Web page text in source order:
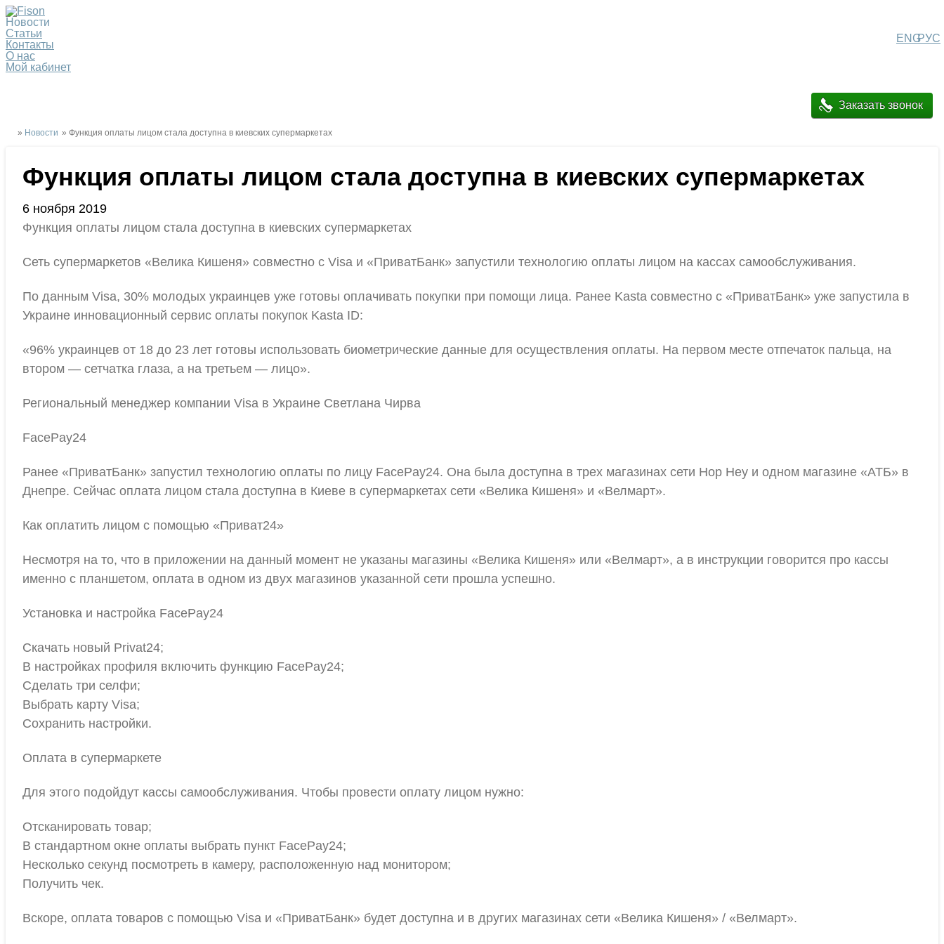
РУС
ENG
Новости
Статьи
Контакты
О нас
Мой кабинет
Заказать звонок
» Новости » Функция оплаты лицом стала доступна в киевских супермаркетах
Функция оплаты лицом стала доступна в киевских супермаркетах
6 ноября 2019
Функция оплаты лицом стала доступна в киевских супермаркетах
Сеть супермаркетов «Велика Кишеня» совместно с Visa и «ПриватБанк» запустили технологию оплаты лицом на кассах самообслуживания.
По данным Visa, 30% молодых украинцев уже готовы оплачивать покупки при помощи лица. Ранее Kasta совместно с «ПриватБанк» уже запустила в
Украине инновационный сервис оплаты покупок Kasta ID:
«96% украинцев от 18 до 23 лет готовы использовать биометрические данные для осуществления оплаты. На первом месте отпечаток пальца, на
втором — сетчатка глаза, а на третьем — лицо».
Региональный менеджер компании Visa в Украине Светлана Чирва
FacePay24
Ранее «ПриватБанк» запустил технологию оплаты по лицу FacePay24. Она была доступна в трех магазинах сети Hop Hey и одном магазине «АТБ» в
Днепре. Сейчас оплата лицом стала доступна в Киеве в супермаркетах сети «Велика Кишеня» и «Велмарт».
Как оплатить лицом с помощью «Приват24»
Несмотря на то, что в приложении на данный момент не указаны магазины «Велика Кишеня» или «Велмарт», а в инструкции говорится про кассы
именно с планшетом, оплата в одном из двух магазинов указанной сети прошла успешно.
Установка и настройка FacePay24
Скачать новый Privat24;
В настройках профиля включить функцию FacePay24;
Сделать три селфи;
Выбрать карту Visa;
Сохранить настройки.
Оплата в супермаркете
Для этого подойдут кассы самообслуживания. Чтобы провести оплату лицом нужно:
Отсканировать товар;
В стандартном окне оплаты выбрать пункт FacePay24;
Несколько секунд посмотреть в камеру, расположенную над монитором;
Получить чек.
Вскоре, оплата товаров с помощью Visa и «ПриватБанк» будет доступна и в других магазинах сети «Велика Кишеня» / «Велмарт».